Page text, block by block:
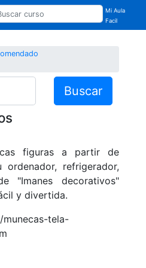
Mi Aula
Facil
Buscar
figuras a partir de
refrigerador,
"Imanes decorativos"
y divertida.
tela-